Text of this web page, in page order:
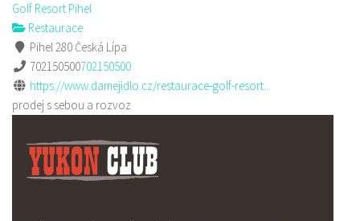
Golf Resort Pihel
Restaurace
Pihel 280 Česká Lípa
702150500702150500
https://www.damejidlo.cz/restaurace-golf-resort...
prodej s sebou a rozvoz